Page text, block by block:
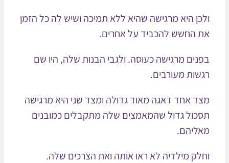
היא מרגישה שהיא ללא תמיכה ושיש לה כל הזמן
החשש להכביד על אחרים.
מרגישה כעוסה. ולגבי הבנות שלה, היו שם
מעורבים.
אחד דאגה מאוד גדולה ומצד שני היא מרגישה
גדול שהמאמצים שלה מתקבלים כמובנים
מילדיה לא ראו אותה ואת הצרכים שלה.